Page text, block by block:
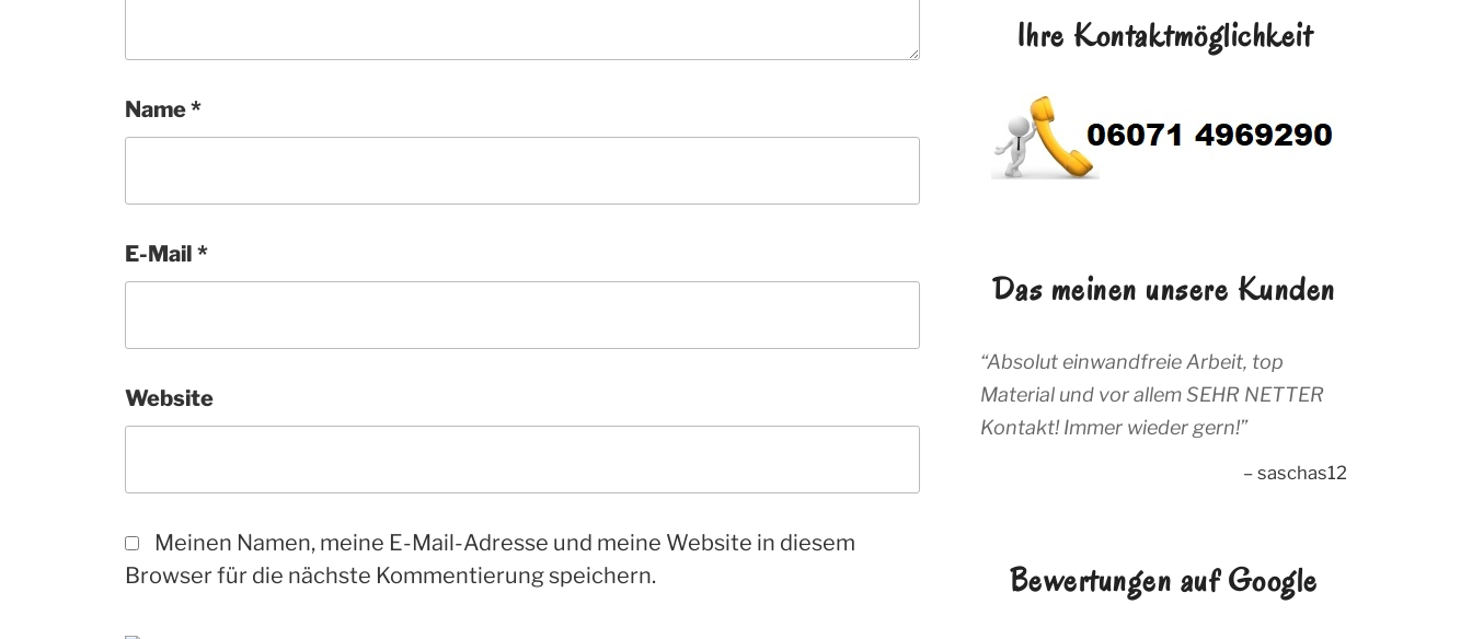
Name*
E-Mail *
Website
Meinen Namen, meine E-Mail-Adresse und meine Website in diesem
Browser für die nächste Kommentierung speichern.
Ihre Kontaktmöglichkeit
Das meinen unsere Kunden
Absolut einwandfreie Arbeit, top
Material und vor allem SEHR NETTER
Kontakt! Immer wieder gern!
saschas12
Bewertungen auf Google